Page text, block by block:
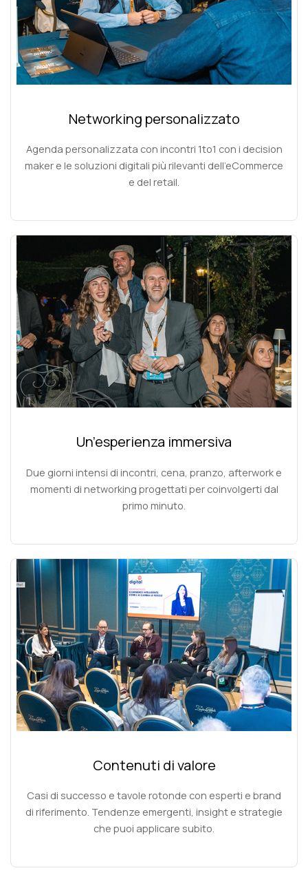
Networking personalizzato
Agenda personalizzata con incontri 1to1 con i decision
maker e le soluzioni digitali più rilevanti dell’eCommerce
e del retail.
Un’esperienza immersiva
Due giorni intensi di incontri, cena, pranzo, afterwork e
momenti di networking progettati per coinvolgerti dal
primo minuto.
Contenuti di valore
Casi di successo e tavole rotonde con esperti e brand
di riferimento. Tendenze emergenti, insight e strategie
che puoi applicare subito.